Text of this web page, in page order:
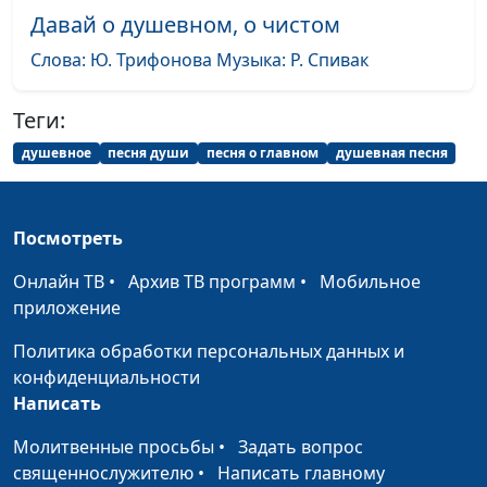
Ты нужен нам,
Господь
Андрей Дядченко
Он вернется Андрей Дядченко #2050
Дни улетают,
Вселенная
Вернись Нина Качалова
Подснежник
Мама Нина Качалова
Давай о душевном, о чистом
Слова: Ю. Трифонова Музыка: Р. Спивак
Теги:
душевное песня души песня о главном душевная песня
Посмотреть
Онлайн ТВ • Архив ТВ программ • Мобильное
приложение
Политика обработки персональных данных и
конфиденциальности
Написать
Молитвенные просьбы • Задать вопрос
священнослужителю • Написать главному